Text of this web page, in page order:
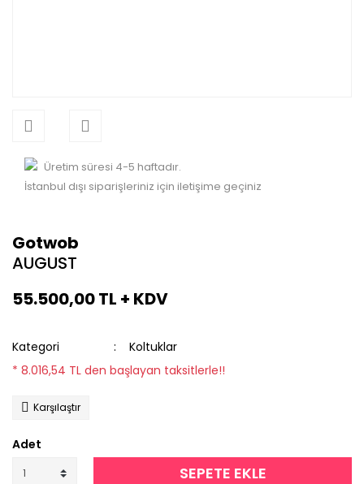
Üretim süresi 4-5 haftadır.
İstanbul dışı siparişleriniz için iletişime geçiniz
Gotwob
AUGUST
55.500,00 TL + KDV
Kategori
Koltuklar
* 8.016,54 TL den başlayan taksitlerle!!
Karşılaştır
Adet
SEPETE EKLE